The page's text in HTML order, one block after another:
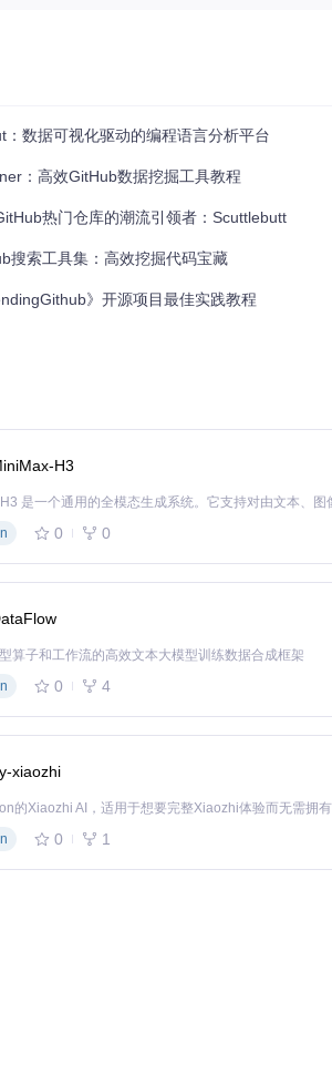
：数据可视化驱动的编程语言分析平台
：高效GitHub数据挖掘工具教程
热门仓库的潮流引领者：Scuttlebutt
搜索工具集：高效挖掘代码宝藏
》开源项目最佳实践教程
H3
0 0
算子和工作流的高效文本大模型训练数据合成框架
0 4
xiaozhi
0 1